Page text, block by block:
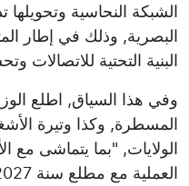
الشبكة النحاسية وتحويلها
البصرية, وذلك في إطار
البنية التحتية للاتصالات
وفي هذا السياق, اطلع
المسطرة, وكذا وتيرة
الولايات, "بما يتماشى مع